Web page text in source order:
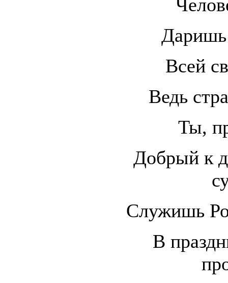
Всей
Ведь
Ты,
Добрый к
Служишь
В